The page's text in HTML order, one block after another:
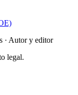
· Autor y editor
legal.